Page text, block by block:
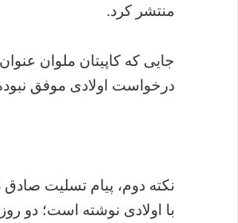
منتشر کرد.
جایی که کاپیتان ملوان
درخواست اولادی موفق
نکته دوم، پیام تسلیت
با اولادی نوشته است؛ دو